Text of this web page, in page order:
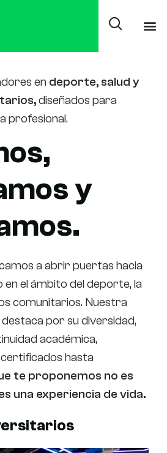
en deporte, salud y
diseñados para
profesional.
y
a abrir puertas hacia
el ámbito del deporte, la
comunitarios. Nuestra
por su diversidad,
académica,
hasta
te proponemos no es
una experiencia de vida.